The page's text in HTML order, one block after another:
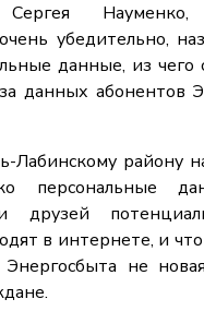
Науменко,
убедительно,
данные, из чего
данных абонентов
району
персональные
друзей
в интернете, и
не